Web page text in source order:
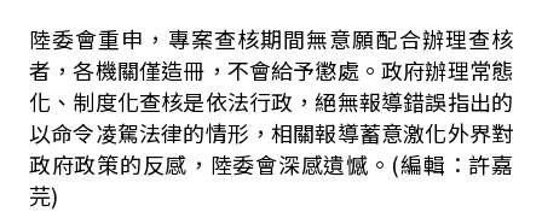
陸委會重申，專案查核期間無意願配合辦理查核
者，各機關僅造冊，不會給予懲處。政府辦理常態
化、制度化查核是依法行政，絕無報導錯誤指出的
以命令凌駕法律的情形，相關報導蓄意激化外界對
政府政策的反感，陸委會深感遺憾。(編輯：許嘉
芫)